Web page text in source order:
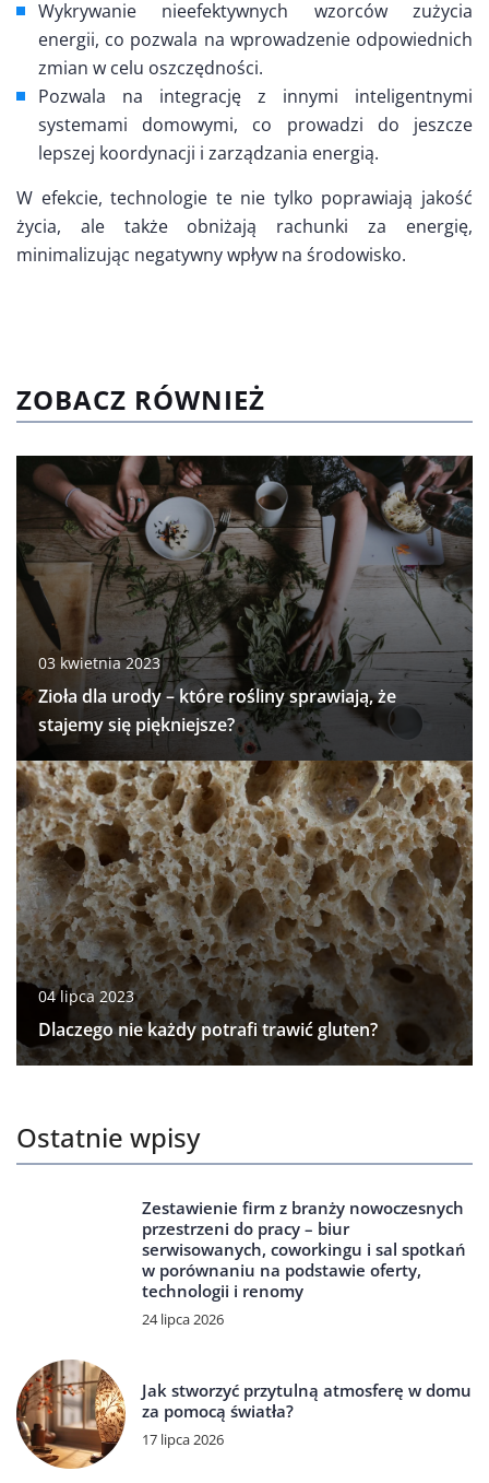
Wykrywanie nieefektywnych wzorców zużycia
energii, co pozwala na wprowadzenie odpowiednich
zmian w celu oszczędności.
Pozwala na integrację z innymi inteligentnymi
systemami domowymi, co prowadzi do jeszcze
lepszej koordynacji i zarządzania energią.
W efekcie, technologie te nie tylko poprawiają jakość
życia, ale także obniżają rachunki za energię,
minimalizując negatywny wpływ na środowisko.
ZOBACZ RÓWNIEŻ
03 kwietnia 2023
Zioła dla urody – które rośliny sprawiają, że
stajemy się piękniejsze?
04 lipca 2023
Dlaczego nie każdy potrafi trawić gluten?
Ostatnie wpisy
Zestawienie firm z branży nowoczesnych
przestrzeni do pracy – biur
serwisowanych, coworkingu i sal spotkań
w porównaniu na podstawie oferty,
technologii i renomy
24 lipca 2026
Jak stworzyć przytulną atmosferę w domu
za pomocą światła?
17 lipca 2026